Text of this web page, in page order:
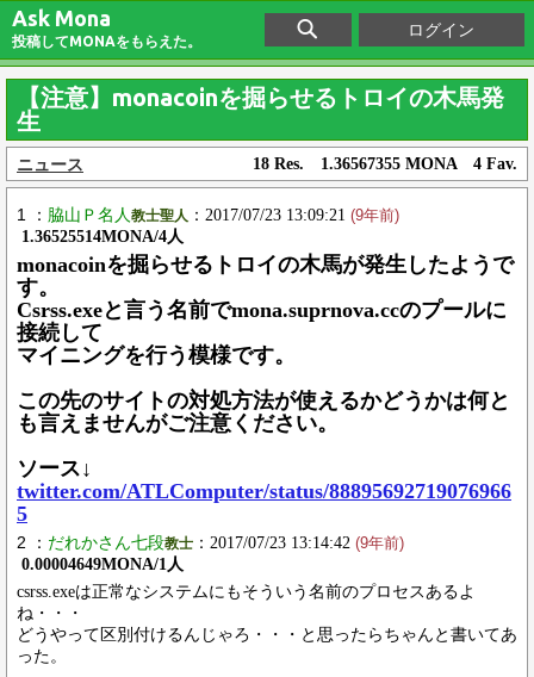
Ask Mona
投稿してMONAをもらえた。
ログイン
【注意】monacoinを掘らせるトロイの木馬発
生
ニュース 18 Res. 1.36567355 MONA 4 Fav.
1 ： 脇山Ｐ名人 教士聖人 ：2017/07/23 13:09:21 (9年前)
1.36525514MONA/4人
monacoinを掘らせるトロイの木馬が発生したようで
す。
Csrss.exeと言う名前でmona.suprnova.ccのプールに
接続して
マイニングを行う模様です。
この先のサイトの対処方法が使えるかどうかは何と
も言えませんがご注意ください。
ソース↓
twitter.com/ATLComputer/status/88895692719076966
5
2 ： だれかさん七段教士 ：2017/07/23 13:14:42 (9年前)
0.00004649MONA/1人
csrss.exeは正常なシステムにもそういう名前のプロセスあるよ
ね・・・
どうやって区別付けるんじゃろ・・・と思ったらちゃんと書いてあ
った。